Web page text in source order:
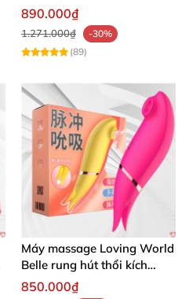
890.000₫
1.271.000₫
-30%
(89)
Máy massage Loving World
Belle rung hút thổi kích
thích nhũ
850.000₫